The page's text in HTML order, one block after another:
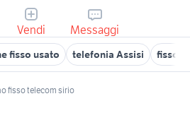
Vendi Messaggi
fisso usato telefonia Assisi fisso
fisso telecom sirio